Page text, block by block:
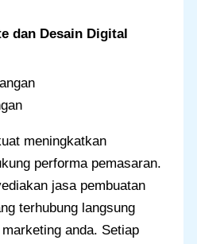
dan Desain Digital
meningkatkan
performa pemasaran.
jasa pembuatan
terhubung langsung
anda. Setiap